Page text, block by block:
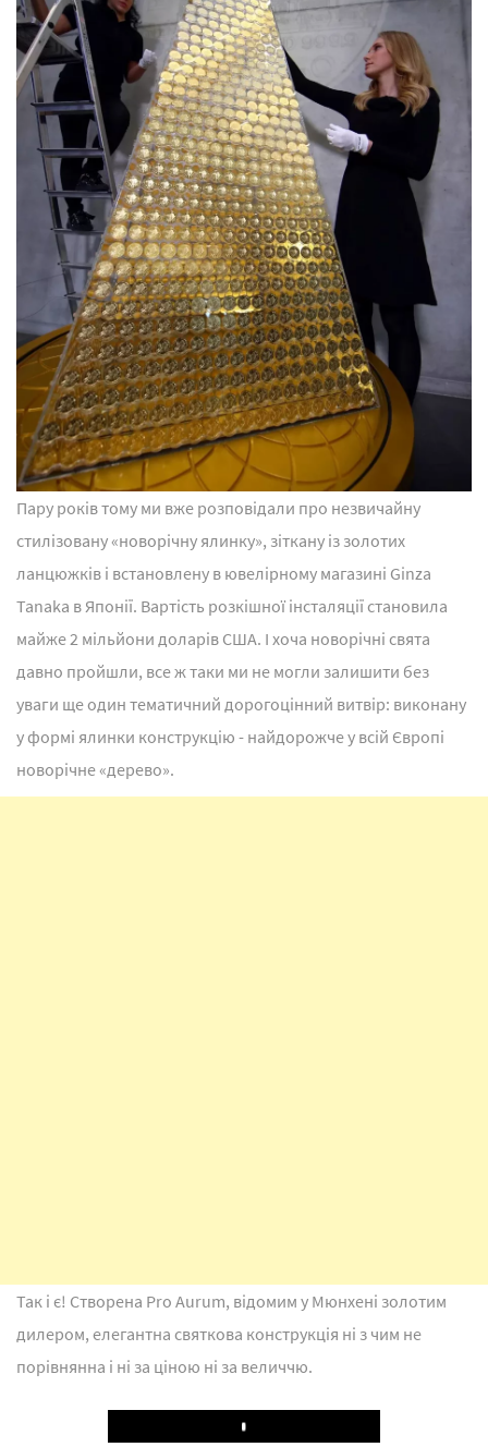
Пару років тому ми вже розповідали про незвичайну
стилізовану «новорічну ялинку», зіткану із золотих
ланцюжків і встановлену в ювелірному магазині Ginza
Tanaka в Японії. Вартість розкішної інсталяції становила
майже 2 мільйони доларів США. І хоча новорічні свята
давно пройшли, все ж таки ми не могли залишити без
уваги ще один тематичний дорогоцінний витвір: виконану
у формі ялинки конструкцію - найдорожче у всій Європі
новорічне «дерево».
Так і є! Створена Pro Aurum, відомим у Мюнхені золотим
дилером, елегантна святкова конструкція ні з чим не
порівнянна і ні за ціною ні за величчю.
Play